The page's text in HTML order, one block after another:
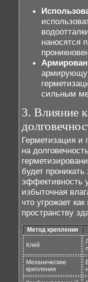
наносятся
сильным
3. Влияние
Герметизация и
на
будет
эффективность
избыточная
что угрожает
пространству
Метод крепления
Клей
Механические
крепления